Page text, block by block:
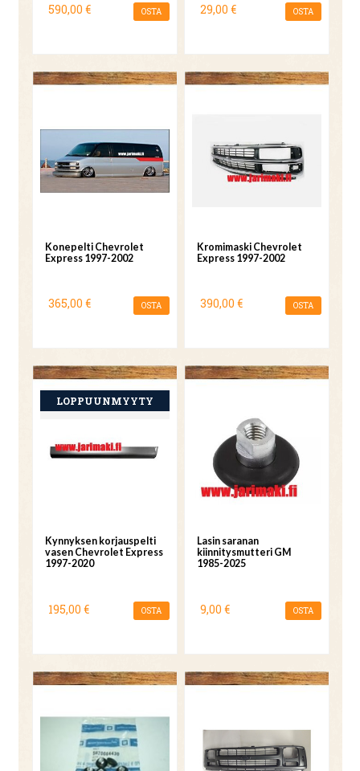
590,00 € OSTA 29,00 € OSTA
Konepelti Chevrolet
Express 1997-2002
365,00 € OSTA
Kromimaski Chevrolet
Express 1997-2002
390,00 € OSTA
Kynnyksen korjauspelti
vasen Chevrolet Express
1997-2020
195,00 € OSTA
Lasin saranan
kiinnitysmutteri GM
1985-2025
9,00 € OSTA